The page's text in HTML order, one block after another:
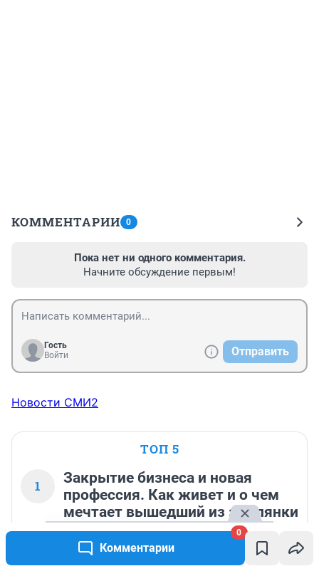
Комментарии
0
КОММЕНТАРИИ 0
Пока нет ни одного комментария.
Начните обсуждение первым!
Гость
Войти
Отправить
Новости СМИ2
ТОП 5
1
Закрытие бизнеса и новая
профессия. Как живет и о чем
мечтает вышедший из землянки
Алтайский Маугли
23 310 2